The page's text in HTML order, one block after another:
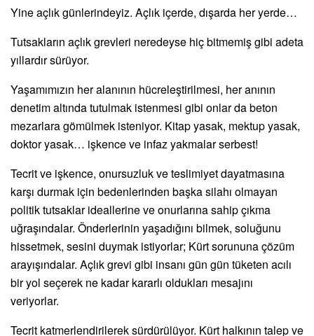
Yine açlık günlerindeyiz. Açlık içerde, dışarda her yerde…
Tutsakların açlık grevleri neredeyse hiç bitmemiş gibi adeta
yıllardır sürüyor.
Yaşamımızın her alanının hücreleştirilmesi, her anının
denetim altında tutulmak istenmesi gibi onlar da beton
mezarlara gömülmek isteniyor. Kitap yasak, mektup yasak,
doktor yasak… işkence ve infaz yakmalar serbest!
Tecrit ve işkence, onursuzluk ve teslimiyet dayatmasına
karşı durmak için bedenlerinden başka silahı olmayan
politik tutsaklar ideallerine ve onurlarına sahip çıkma
uğraşındalar. Önderlerinin yaşadığını bilmek, soluğunu
hissetmek, sesini duymak istiyorlar; Kürt sorununa çözüm
arayışındalar. Açlık grevi gibi insanı gün gün tüketen acılı
bir yol seçerek ne kadar kararlı oldukları mesajını
veriyorlar.
Tecrit katmerlendirilerek sürdürülüyor. Kürt halkının talep ve